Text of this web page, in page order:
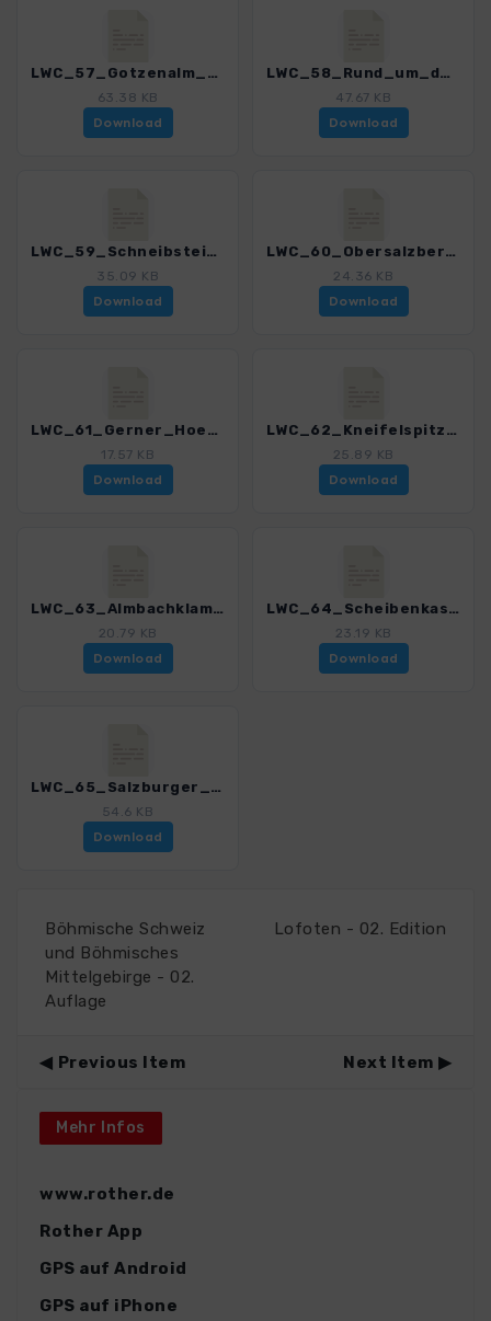
LWC_57_Gotzenalm_Feuerpalfen.gpx
63.38 KB
Download
LWC_58_Rund_um_den_Jenner.gpx
47.67 KB
Download
LWC_59_Schneibstein.gpx
35.09 KB
Download
LWC_60_Obersalzberg.gpx
24.36 KB
Download
LWC_61_Gerner_Hoehenweg.gpx
17.57 KB
Download
LWC_62_Kneifelspitze.gpx
25.89 KB
Download
LWC_63_Almbachklamm.gpx
20.79 KB
Download
LWC_64_Scheibenkaser.gpx
23.19 KB
Download
LWC_65_Salzburger_Berchtesgadener_Hochthron.gpx
54.6 KB
Download
Böhmische Schweiz
und Böhmisches
Mittelgebirge - 02.
Auflage
Lofoten - 02. Edition
Previous Item Next Item
Mehr Infos
www.rother.de
Rother App
GPS auf Android
GPS auf iPhone